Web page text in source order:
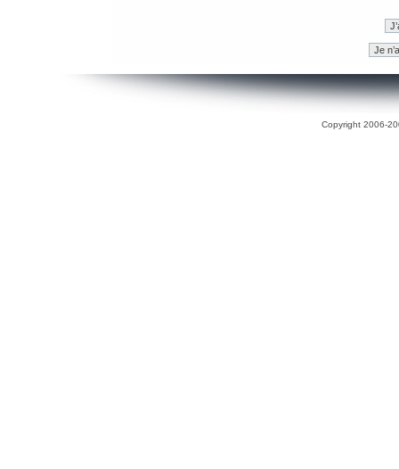
Copyright 2006-